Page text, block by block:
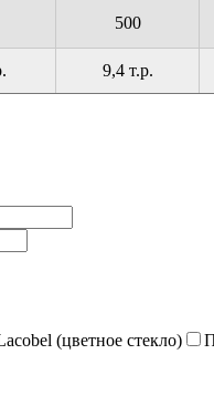
500
9,4 т.р.
(цветное стекло)